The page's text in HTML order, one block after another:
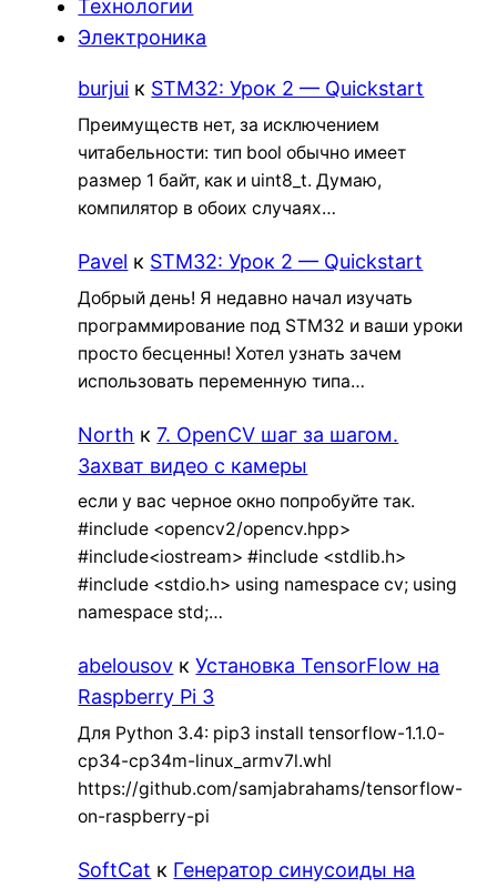
Технологии
Электроника
burjui к STM32: Урок 2 — Quickstart
Преимуществ нет, за исключением
читабельности: тип bool обычно имеет
размер 1 байт, как и uint8_t. Думаю,
компилятор в обоих случаях…
Pavel к STM32: Урок 2 — Quickstart
Добрый день! Я недавно начал изучать
программирование под STM32 и ваши уроки
просто бесценны! Хотел узнать зачем
использовать переменную типа…
North к7. OpenCV шаг за шагом.
Захват видео с камеры
если у вас черное окно попробуйте так.
#include <opencv2/opencv.hpp>
#include<iostream> #include <stdlib.h>
#include <stdio.h> using namespace cv; using
namespace std;…
abelousov кУстановка TensorFlow на
Raspberry Pi 3
Для Python 3.4: pip3 install tensorflow-1.1.0-
cp34-cp34m-linux_armv7l.whl
https://github.com/samjabrahams/tensorflow-
on-raspberry-pi
SoftCat к Генератор синусоиды на